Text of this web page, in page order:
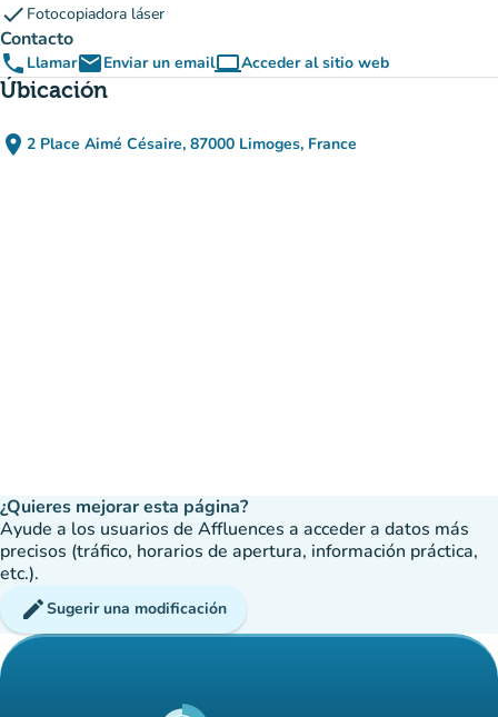
check Fotocopiadora láser
Contacto
phone LlamaremailEnviar un emailcomputerAcceder al sitio web
(nueva pestaña)
Úbicación
place 2 Place Aimé Césaire, 87000 Limoges, France
(abrir en Google Maps)
(nueva pestaña)
¿Quieres mejorar esta página?
Ayude a los usuarios de Affluences a acceder a datos más
precisos (tráfico, horarios de apertura, información práctica,
etc.).
editSugerir una modificación